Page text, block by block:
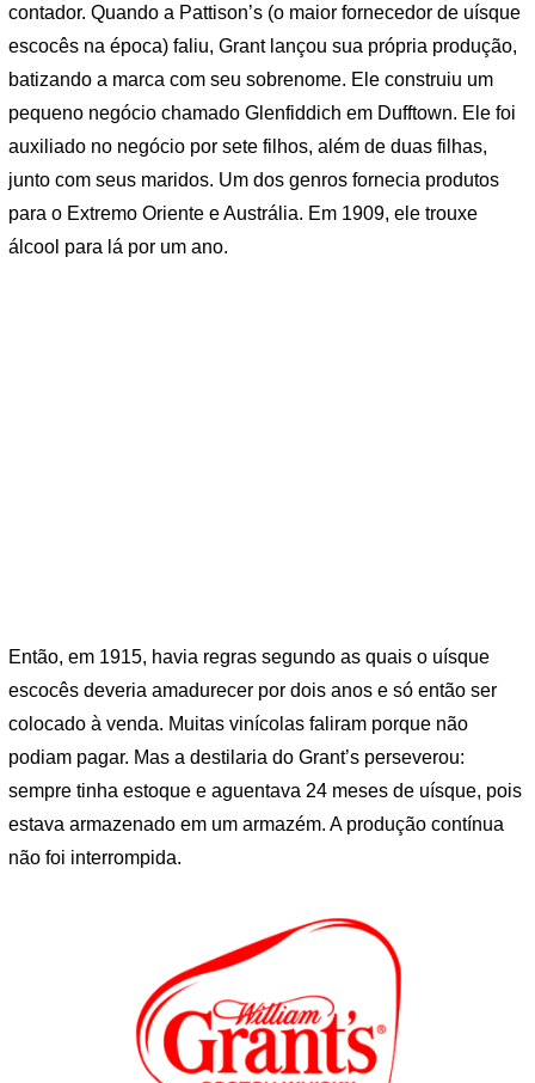
contador. Quando a Pattison’s (o maior fornecedor de uísque
escocês na época) faliu, Grant lançou sua própria produção,
batizando a marca com seu sobrenome. Ele construiu um
pequeno negócio chamado Glenfiddich em Dufftown. Ele foi
auxiliado no negócio por sete filhos, além de duas filhas,
junto com seus maridos. Um dos genros fornecia produtos
para o Extremo Oriente e Austrália. Em 1909, ele trouxe
álcool para lá por um ano.
Então, em 1915, havia regras segundo as quais o uísque
escocês deveria amadurecer por dois anos e só então ser
colocado à venda. Muitas vinícolas faliram porque não
podiam pagar. Mas a destilaria do Grant’s perseverou:
sempre tinha estoque e aguentava 24 meses de uísque, pois
estava armazenado em um armazém. A produção contínua
não foi interrompida.